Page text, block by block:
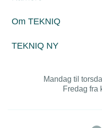
Om TEKNIQ
TEKNIQ NY
Mandag til
Fredag fra